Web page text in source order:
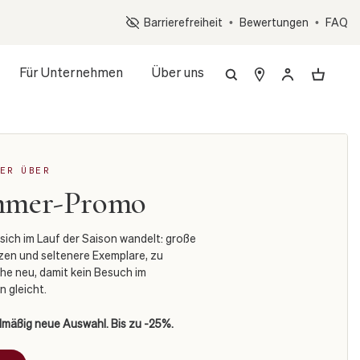
Barrierefreiheit • Bewertungen • FAQ
Für Unternehmen Über uns
ÜBER
Promo
im Lauf der Saison wandelt: große
und seltenere Exemplare, zu
neu, damit kein Besuch im
gleicht.
neue Auswahl. Bis zu -25%.